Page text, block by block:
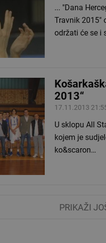
... "Dana
Travnik 2015" održati u subotu 14.11.2015. u Novom Travniku. U sklopu proslave
održati će se i
2013“
17.11.2013
U sklopu All Star
kojem je sudjelovalo preko 50
ko&scaron…
PRIKAŽI